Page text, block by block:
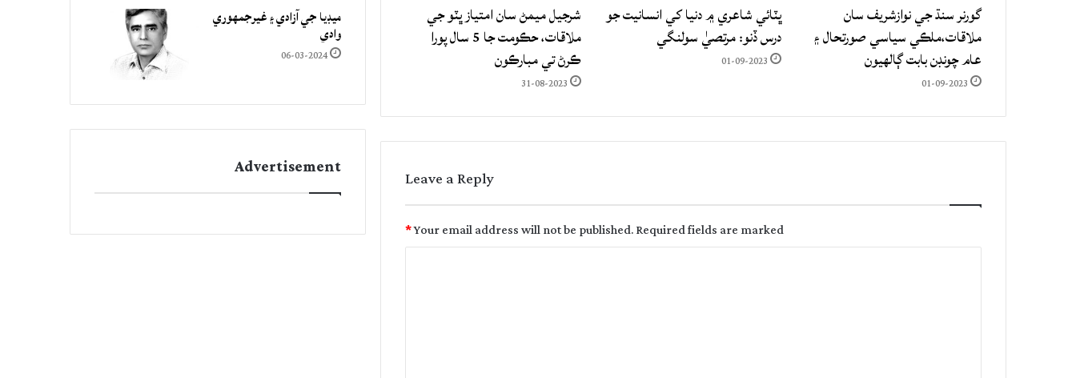
گورنر سنڌ جي نوازشريف سان
ملاقات،ملڪي سياسي صورتحال ۽
عام چونڊن بابت ڳالهيون
01-09-2023
ڀٽائي شاعري ۾ دنيا کي انسانيت جو
درس ڏنو: مرتصيٰ سولنگي
01-09-2023
شرجيل ميمڻ سان امتياز ڀٽو جي
ملاقات، حڪومت جا 5 سال پورا
ڪرڻ تي مبارڪون
31-08-2023
Leave a Reply
Your email address will not be published.Required fields are marked
*
ميڊيا جي آزادي ۽ غيرجمھوري
وادي
06-03-2024
Advertisement